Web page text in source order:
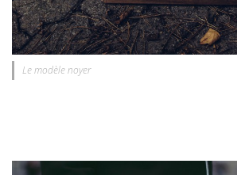
Le modèle noyer